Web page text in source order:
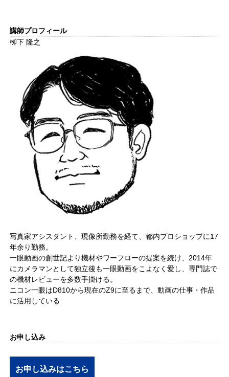
講師プロフィール
栁下 隆之
写真家アシスタント、現像所勤務を経て、都内プロショップに17
年余り勤務。
一眼動画の創世記より機材やワーフローの提案を続け、2014年
にカメラマンとして独立後も一眼動画をこよなく愛し、専門誌で
の機材レビューを多数手掛ける。
ニコン一眼はD810から現在のZ9に至るまで、動画の仕事・作品
に活用している
お申し込み
お申し込みはこちら